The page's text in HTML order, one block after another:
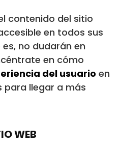
contenido del sitio
en todos sus
no dudarán en
en cómo
del usuario en
para llegar a más
WEB